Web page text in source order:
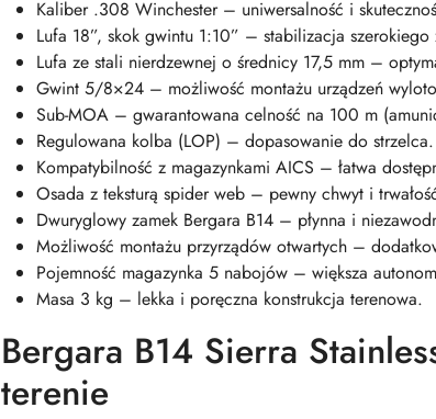
Kaliber .308 Winchester – uniwersalność i
Lufa 18”, skok gwintu 1:10” – stabilizacja
Lufa ze stali nierdzewnej o średnicy 17,5 mm –
Gwint 5/8×24 – możliwość montażu urządzeń
Sub-MOA – gwarantowana celność na 100 m
Regulowana kolba (LOP) – dopasowanie do strzelca.
Kompatybilność z magazynkami AICS – łatwa
Osada z teksturą spider web – pewny chwyt i
Dwuryglowy zamek Bergara B14 – płynna i
Możliwość montażu przyrządów otwartych –
Pojemność magazynka 5 nabojów – większa
Masa 3 kg – lekka i poręczna konstrukcja terenowa.
Bergara B14 Sierra
terenie